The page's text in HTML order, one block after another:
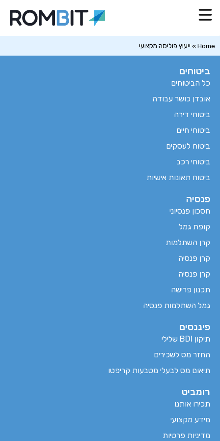
Home
» ייעוץ פוליסה מקצועי
ביטוחים
כל הביטוחים
אובדן כושר עבודה
ביטוחי דירה
ביטוחי חיים
ביטוח לעסקים
ביטוחי רכב
ביטוח תאונות אישיות
פנסיה
חסכון פנסיוני
קופת גמל
קרן השתלמות
קרן פנסיה
קרן פנסיה
תכנון פרישה
גמל השתלמות פנסיה
פיננסים
תיקון BDI שלילי
החזר מס לשכירים
תיאום מס לבעלי מטבעות קריפטו
רומביט
תכירו אותנו
מידע מקצועי
מדיניות פרטיות